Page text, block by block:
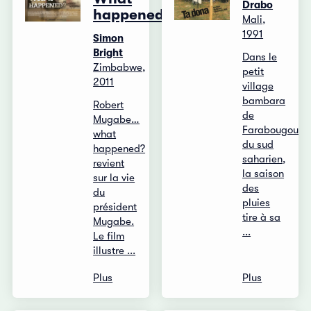
happened?
Simon
Bright
Zimbabwe,
2011
Robert
Mugabe…
what
happened?
revient
sur la vie
du
président
Mugabe.
Le film
illustre ...
Plus
Drabo
Mali,
1991
Dans le
petit
village
bambara
de
Farabougou
du sud
saharien,
la saison
des
pluies
tire à sa
...
Plus